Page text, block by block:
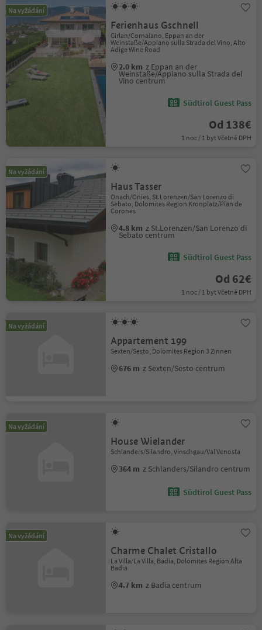
Na vyžádání
Ferienhaus Gschnell
Girlan/Cornaiano, Eppan an der
Weinstaße/Appiano sulla Strada del Vino, Alto
Adige Wine Road
2.0 km z Eppan an der
Weinstaße/Appiano sulla Strada del
Vino centrum
Südtirol Guest Pass
Od 138€
1 noc / 1 byt Včetně DPH
Na vyžádání
Haus Tasser
Onach/Onies, St.Lorenzen/San Lorenzo di
Sebato, Dolomites Region Kronplatz/Plan de
Corones
4.8 km z St.Lorenzen/San Lorenzo di
Sebato centrum
Südtirol Guest Pass
Od 62€
1 noc / 1 byt Včetně DPH
Na vyžádání
Appartement 199
Sexten/Sesto, Dolomites Region 3 Zinnen
676 m z Sexten/Sesto centrum
Na vyžádání
House Wielander
Schlanders/Silandro, Vinschgau/Val Venosta
364 m z Schlanders/Silandro centrum
Südtirol Guest Pass
Na vyžádání
Charme Chalet Cristallo
La Villa/La Villa, Badia, Dolomites Region Alta
Badia
4.7 km z Badia centrum